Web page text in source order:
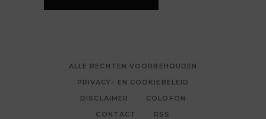
ALLE RECHTEN VOORBEHOUDEN
PRIVACY- EN COOKIEBELEID
DISCLAIMER
COLOFON
CONTACT
RSS